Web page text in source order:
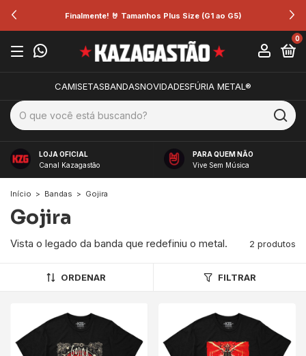
Finalmente! 🤘 Tamanhos Plus Size (G1 ao G5)
0
CAMISETASBANDASNOVIDADESFÚRIA METAL®
LOJA OFICIAL
Canal Kazagastão
PARA QUEM NÃO
Vive Sem Música
Início > Bandas > Gojira
Gojira
Vista o legado da banda que redefiniu o metal. 2 produtos
ORDENAR FILTRAR